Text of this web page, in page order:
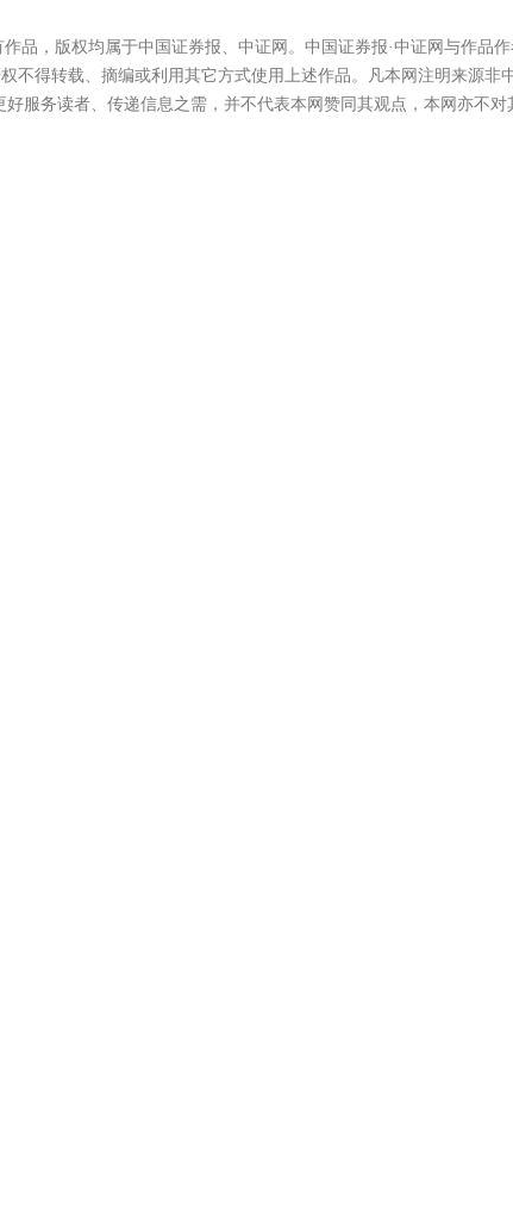
品，版权均属于中国证券报、中证网。中国证券报·中证网与作品
不得转载、摘编或利用其它方式使用上述作品。凡本网注明来源非
服务读者、传递信息之需，并不代表本网赞同其观点，本网亦不对